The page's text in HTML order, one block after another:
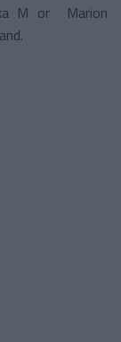
M or Marion